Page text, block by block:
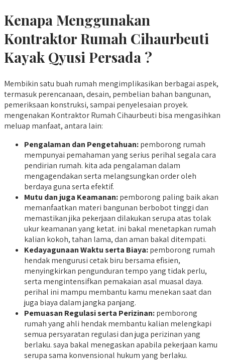
Kenapa Menggunakan
Kontraktor Rumah Cihaurbeuti
Kayak Qyusi Persada ?
Membikin satu buah rumah mengimplikasikan berbagai aspek,
termasuk perencanaan, desain, pembelian bahan bangunan,
pemeriksaan konstruksi, sampai penyelesaian proyek.
mengenakan Kontraktor Rumah Cihaurbeuti bisa mengasihkan
meluap manfaat, antara lain:
Pengalaman dan Pengetahuan:pemborong rumah
mempunyai pemahaman yang serius perihal segala cara
pendirian rumah. kita ada pengalaman dalam
mengagendakan serta melangsungkan order oleh
berdaya guna serta efektif.
Mutu dan juga Keamanan:pemborong paling baik akan
memanfaatkan materi bangunan berbobot tinggi dan
memastikan jika pekerjaan dilakukan serupa atas tolak
ukur keamanan yang ketat. ini bakal menetapkan rumah
kalian kokoh, tahan lama, dan aman bakal ditempati.
Kedayagunaan Waktu serta Biaya:pemborong rumah
hendak mengurusi cetak biru bersama efisien,
menyingkirkan pengunduran tempo yang tidak perlu,
serta mengintensifkan pemakaian asal muasal daya.
perihal ini mampu membantu kamu menekan saat dan
juga biaya dalam jangka panjang.
Pemuasan Regulasi serta Perizinan:pemborong
rumah yang ahli hendak membantu kalian melengkapi
semua persyaratan regulasi dan juga perizinan yang
berlaku. saya bakal menegaskan apabila pekerjaan kamu
serupa sama konvensional hukum yang berlaku.